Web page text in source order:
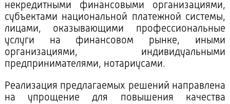
некредитными финансовыми организациями,
субъектами национальной платежной системы,
лицами, оказывающими профессиональные
услуги на финансовом рынке, иными
организациями, индивидуальными
предпринимателями, нотариусами.
Реализация предлагаемых решений направлена
на упрощение для повышения качества